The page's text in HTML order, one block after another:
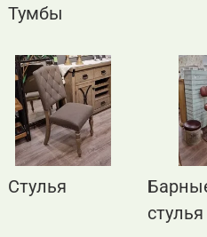
Тумбы
Стулья
стулья